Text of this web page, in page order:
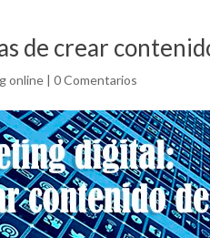
de crear
online |0 Comentarios